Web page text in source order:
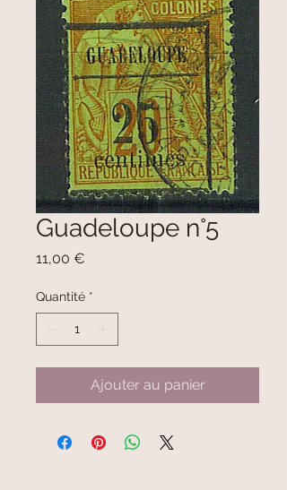
Guadeloupe n°5
11,00 €
Quantité *
Ajouter au panier